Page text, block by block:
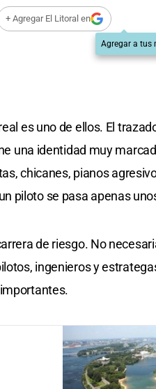
+ Agregar El Litoral en
Agregar a tus
es uno de ellos. El
una identidad muy
chicanes, pianos
piloto se pasa apenas
de riesgo. No
ingenieros y